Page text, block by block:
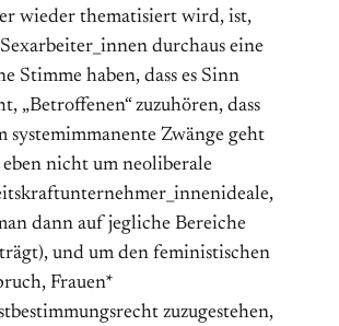
wieder thematisiert wird, ist,
Sexarbeiter_innen durchaus eine
Stimme haben, dass es Sinn
„Betroffenen“ zuzuhören, dass
systemimmanente Zwänge geht
eben nicht um neoliberale
dann auf jegliche Bereiche
und um den feministischen
Frauen*
zuzugestehen,